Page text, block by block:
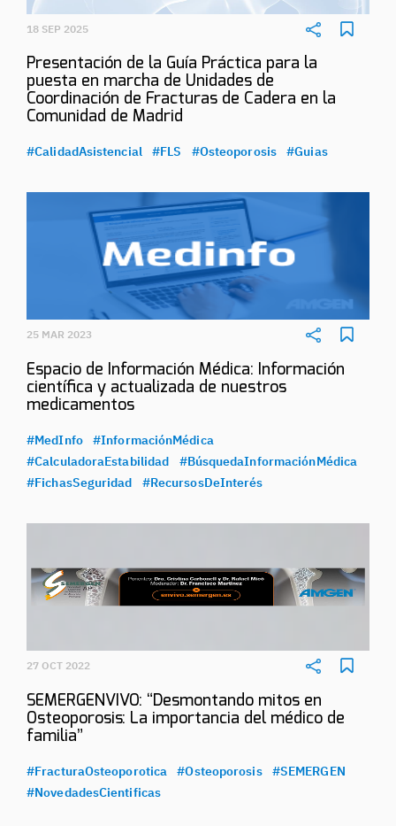
18 SEP 2025
Presentación de la Guía Práctica para la
puesta en marcha de Unidades de
Coordinación de Fracturas de Cadera en la
Comunidad de Madrid
#CalidadAsistencial #FLS #Osteoporosis #Guias
25 MAR 2023
Espacio de Información Médica: Información
científica y actualizada de nuestros
medicamentos
#MedInfo
#InformaciónMédica
#CalculadoraEstabilidad
#BúsquedaInformaciónMédica
#FichasSeguridad
#RecursosDeInterés
27 OCT 2022
SEMERGENVIVO: “Desmontando mitos en
Osteoporosis: La importancia del médico de
familia”
#FracturaOsteoporotica #Osteoporosis
#SEMERGEN
#NovedadesCientificas